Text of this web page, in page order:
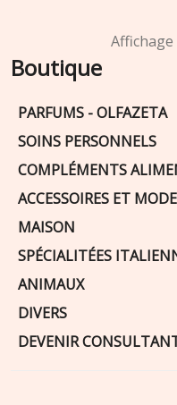
Boutique
PARFUMS - OLFAZETA
SOINS PERSONNELS
COMPLÉMENTS
ACCESSOIRES ET MODE
MAISON
SPÉCIALITÉES
ANIMAUX
DIVERS
DEVENIR
Affichage